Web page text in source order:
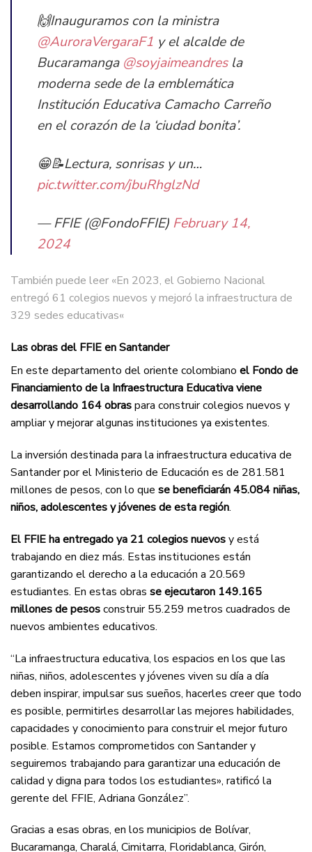
🙌Inauguramos con la ministra
@AuroraVergaraF1 y el alcalde de
Bucaramanga @soyjaimeandresla
moderna sede de la emblemática
Institución Educativa Camacho Carreño
en el corazón de la ‘ciudad bonita’.
😁📝Lectura, sonrisas y un…
pic.twitter.com/jbuRhglzNd
— FFIE (@FondoFFIE) February 14,
2024
También puede leer «En 2023, el Gobierno Nacional
entregó 61 colegios nuevos y mejoró la infraestructura de
329 sedes educativas«
Las obras del FFIE en Santander
En este departamento del oriente colombiano el Fondo de
Financiamiento de la Infraestructura Educativa viene
desarrollando 164 obraspara construir colegios nuevos y
ampliar y mejorar algunas instituciones ya existentes.
La inversión destinada para la infraestructura educativa de
Santander por el Ministerio de Educación es de 281.581
millones de pesos, con lo que se beneficiarán 45.084 niñas,
niños, adolescentes y jóvenes de esta región.
El FFIE ha entregado ya 21 colegios nuevosy está
trabajando en diez más. Estas instituciones están
garantizando el derecho a la educación a 20.569
estudiantes. En estas obras se ejecutaron 149.165
millones de pesosconstruir 55.259 metros cuadrados de
nuevos ambientes educativos.
“La infraestructura educativa, los espacios en los que las
niñas, niños, adolescentes y jóvenes viven su día a día
deben inspirar, impulsar sus sueños, hacerles creer que todo
es posible, permitirles desarrollar las mejores habilidades,
capacidades y conocimiento para construir el mejor futuro
posible. Estamos comprometidos con Santander y
seguiremos trabajando para garantizar una educación de
calidad y digna para todos los estudiantes», ratificó la
gerente del FFIE, Adriana González”.
Gracias a esas obras, en los municipios de Bolívar,
Bucaramanga, Charalá, Cimitarra, Floridablanca, Girón,